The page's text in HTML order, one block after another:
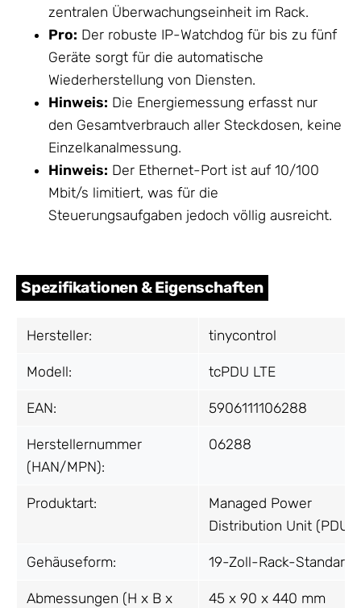
zentralen Überwachungseinheit im Rack.
Pro: Der robuste IP-Watchdog für bis zu fünf
Geräte sorgt für die automatische
Wiederherstellung von Diensten.
Hinweis: Die Energiemessung erfasst nur
den Gesamtverbrauch aller Steckdosen, keine
Einzelkanalmessung.
Hinweis: Der Ethernet-Port ist auf 10/100
Mbit/s limitiert, was für die
Steuerungsaufgaben jedoch völlig ausreicht.
Spezifikationen & Eigenschaften
Hersteller: tinycontrol
Modell: tcPDU LTE
EAN: 5906111106288
Herstellernummer
(HAN/MPN):
06288
Produktart:
Managed Power
Distribution Unit (PDU)
Gehäuseform: 19-Zoll-Rack-Standard
Abmessungen (H x B x
45 x 90 x 440 mm